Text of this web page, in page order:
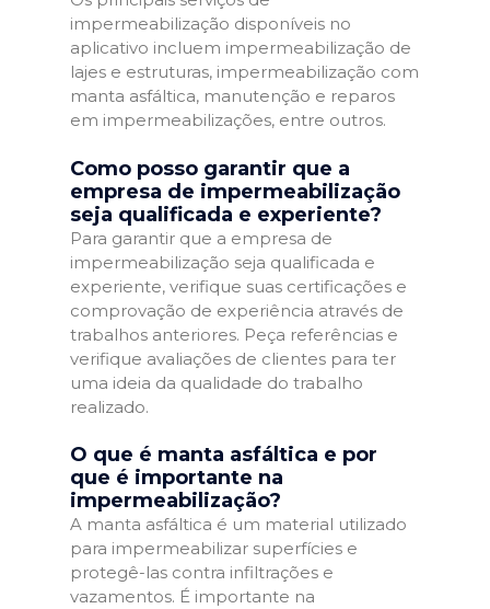
impermeabilização disponíveis no
aplicativo incluem impermeabilização de
lajes e estruturas, impermeabilização com
manta asfáltica, manutenção e reparos
em impermeabilizações, entre outros.
Como posso garantir que a
empresa de impermeabilização
seja qualificada e experiente?
Para garantir que a empresa de
impermeabilização seja qualificada e
experiente, verifique suas certificações e
comprovação de experiência através de
trabalhos anteriores. Peça referências e
verifique avaliações de clientes para ter
uma ideia da qualidade do trabalho
realizado.
O que é manta asfáltica e por
que é importante na
impermeabilização?
A manta asfáltica é um material utilizado
para impermeabilizar superfícies e
protegê-las contra infiltrações e
vazamentos. É importante na